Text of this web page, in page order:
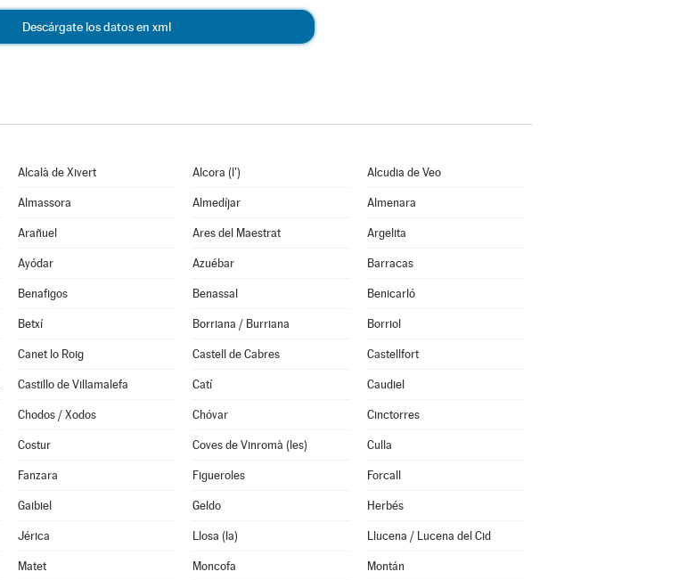
Descárgate los datos en xml
Alcalà de Xivert Alcora (l') Alcudia de Veo
Almassora Almedíjar Almenara
Arañuel Ares del Maestrat Argelita
Ayódar Azuébar Barracas
Benafigos Benassal Benicarló
Betxí Borriana / Burriana Borriol
Canet lo Roig Castell de Cabres Castellfort
Castillo de Villamalefa Catí Caudiel
Chodos / Xodos Chóvar Cinctorres
Costur Coves de Vinromà (les) Culla
Fanzara Figueroles Forcall
Gaibiel Geldo Herbés
Jérica Llosa (la) Llucena / Lucena del Cid
Matet Moncofa Montán